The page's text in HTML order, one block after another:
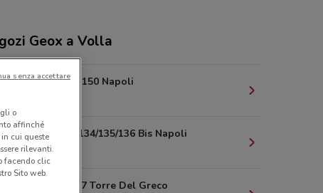
Geox a Volla
Via Toledo, 150 Napoli
Via Chiaia, 134/135/136 Bis Napoli
9.8 km
Via Roma, 77 Torre Del Greco
o
affinché
cui queste
rilevanti.
facendo clic
Sito web.
senza accettare